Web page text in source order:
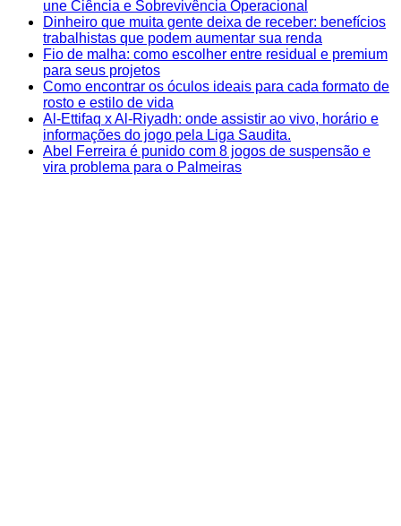
une Ciência e Sobrevivência Operacional
Dinheiro que muita gente deixa de receber: benefícios
trabalhistas que podem aumentar sua renda
Fio de malha: como escolher entre residual e premium
para seus projetos
Como encontrar os óculos ideais para cada formato de
rosto e estilo de vida
Al-Ettifaq x Al-Riyadh: onde assistir ao vivo, horário e
informações do jogo pela Liga Saudita.
Abel Ferreira é punido com 8 jogos de suspensão e
vira problema para o Palmeiras